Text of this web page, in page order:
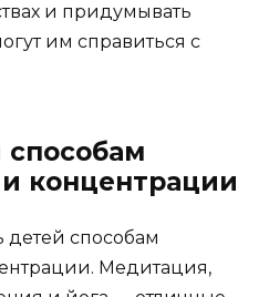
и придумывать
им справиться с
способам
концентрации
способам
Медитация,